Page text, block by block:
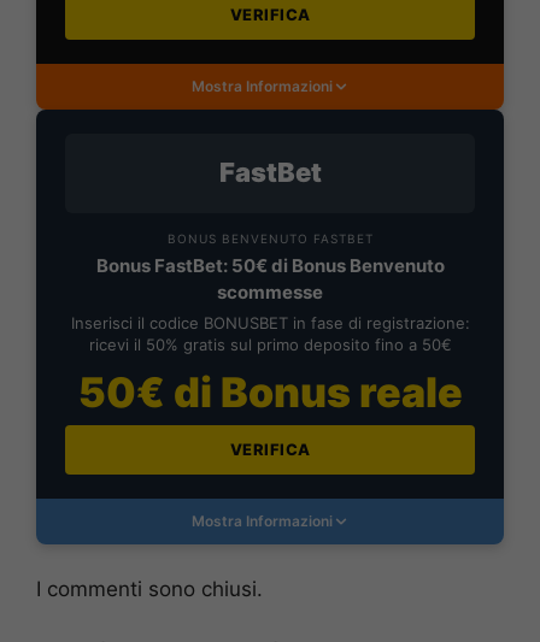
VERIFICA
Mostra Informazioni
FastBet
BONUS BENVENUTO FASTBET
Bonus FastBet: 50€ di Bonus Benvenuto
scommesse
Inserisci il codice BONUSBET in fase di registrazione:
ricevi il 50% gratis sul primo deposito fino a 50€
50€ di Bonus reale
VERIFICA
Mostra Informazioni
I commenti sono chiusi.